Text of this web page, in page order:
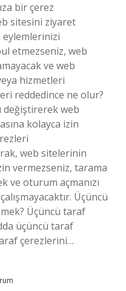
bir çerez
sitesini ziyaret
etmezseniz, web
ve web
hizmetleri
reddedince ne olur?
değiştirerek web
kolayca izin
web sitelerinin
vermezseniz, tarama
ve oturum açmanızı
Üçüncü
Üçüncü taraf
üçüncü taraf
çerezlerini…